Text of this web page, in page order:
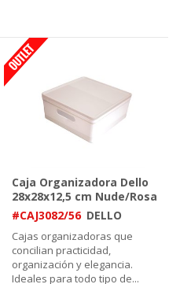
Caja Organizadora Dello
28x28x12,5 cm Nude/Rosa
#CAJ3082/56 DELLO
Cajas organizadoras que
concilian practicidad,
organización y elegancia.
Ideales para todo tipo de...